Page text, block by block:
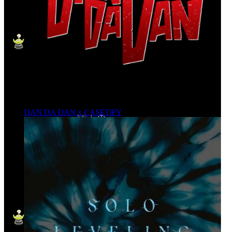
DAN DA DAN x CASETiFY